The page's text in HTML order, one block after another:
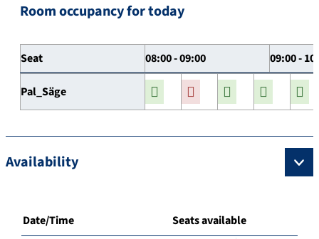
Room occupancy for today
Seat 08:00 - 09:00 09:00 -
Pal_Säge
Availability
Date/Time Seats available